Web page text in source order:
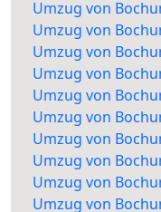
Umzug von
Umzug von
Umzug von
Umzug von
Umzug von
Umzug von
Umzug von
Umzug von
Umzug von
Umzug von